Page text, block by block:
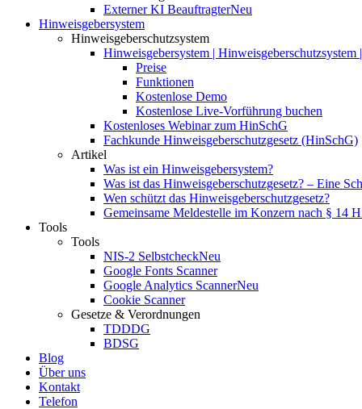
Externer KI BeauftragterNeu
Hinweisgebersystem
Hinweisgeberschutzsystem
Hinweisgebersystem | Hinweisgeberschutzsystem
Preise
Funktionen
Kostenlose Demo
Kostenlose Live-Vorführung buchen
Kostenloses Webinar zum HinSchG
Fachkunde Hinweisgeberschutzgesetz (HinSchG)
Artikel
Was ist ein Hinweisgebersystem?
Was ist das Hinweisgeberschutzgesetz? – Eine
Wen schützt das Hinweisgeberschutzgesetz?
Gemeinsame Meldestelle im Konzern nach § 14
Tools
Tools
NIS-2 SelbstcheckNeu
Google Fonts Scanner
Google Analytics ScannerNeu
Cookie Scanner
Gesetze & Verordnungen
TDDDG
BDSG
Blog
Über uns
Kontakt
Telefon